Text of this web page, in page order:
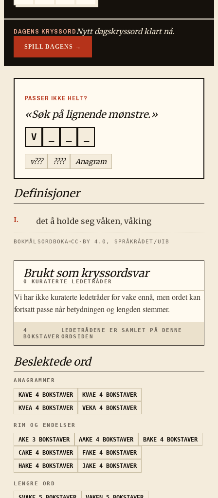
DAGENS KRYSSORDNytt dagskryssord klart nå.
SPILL DAGENS →
PASSER IKKE HELT?
«Søk på lignende mønstre.»
V
v??? ???? Anagram
Definisjoner
det å holde seg våken, våking
BOKMÅLSORDBOKA CC-BY 4.0, SPRÅKRÅDET/UIB
Brukt som kryssordsvar
0 KURATERTE LEDETRÅDER
Vi har ikke kuraterte ledetråder forvakeennå, men ordet kan
fortsatt passe når betydningen og lengden stemmer.
4
BOKSTAVER
LEDETRÅDENE ER SAMLET PÅ DENNE
ORDSIDEN
Beslektede ord
ANAGRAMMER
KAVE 4 BOKSTAVER KVAE 4 BOKSTAVER
KVEA 4 BOKSTAVER VEKA 4 BOKSTAVER
RIM OG ENDELSER
AKE 3 BOKSTAVER AAKE 4 BOKSTAVER BAKE 4 BOKSTAVER
CAKE 4 BOKSTAVER FAKE 4 BOKSTAVER
HAKE 4 BOKSTAVER JAKE 4 BOKSTAVER
LENGRE ORD